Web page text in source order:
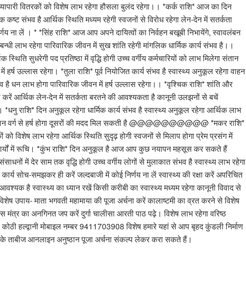
वितरकों को विशेष लाभ रहेगा हौसला बुलंद रहेगा।। *कर्क राशि* आज का दिन
कष्ट संभव है आर्थिक स्थिति मध्यम रहेगी स्वजनों से विरोध रहेगा लेन-देन में सतर्कता
ना लें । * *सिंह राशि* आज आप अपने दायित्वों का निर्वहन बखूबी निभायेंगे, स्वावलंबन
लाभ रहेगा पारिवारिक जीवन में सुख शांति रहेगी मांगलिक धार्मिक कार्य संभव है।।
सुधरेगी पद प्रतिष्ठा में वृद्धि होगी उच्च वर्गीय कर्मचारियों को लाभ मिलेगा संतान
हर्ष उल्लास रहेगा। *तुला राशि* पूर्व नियोजित कार्य संभव है स्वास्थ्य अनुकूल रहेगा वाहन
है धन लाभ होगा पारिवारिक जीवन में हर्ष उल्लास रहेगा।। *वृश्चिक राशि* शांति और
करें आर्थिक लेन-देन में सतर्कता बरतने की आवश्यकता है कानूनी उलझनों से बचें
राशि* दिन अनुकूल रहेगा धार्मिक कार्य संभव है स्वास्थ्य अनुकूल रहेगा आर्थिक लाभ
वर्ग से हर्ष होगा दूसरों की मदद मिल सकती है @@@@@@@@@@ *मकर राशि*
को विशेष लाभ रहेगा आर्थिक स्थिति सुदृढ़ होगी स्वजनों से मिलाप होगा प्रेम प्रसंग में
कार्यों में रूचि। *कुंभ राशि* दिन अनुकूल है आज आप कुछ नयापन महसूस कर सकते हैं
में देर साम तक वृद्धि होगी उच्च वर्गीय लोगों से मुलाकात संभव है स्वास्थ्य लाभ रहेगा
सोच-समझकर ही करें जल्दबाजी में कोई निर्णय ना लें स्वास्थ्य की रक्षा करें अपरिचित
है स्वास्थ्य का ध्यान रखें किसी करीबी का स्वास्थ्य मध्यम रहेगा कानूनी विवाद से
माता भगवती महामाया की पूजा अर्चना करें कालाष्टमी का व्रत करने से विशेष
मंत्र का अनगिनत जप करें दुर्गा चालीसा आरती पाठ पढ़े। विशेष लाभ रहेगा वरिष्ठ
कोठी हल्द्वानी मोबाइल नम्बर 9411703908 विशेष हमारे यहां से आप बृहद कुंडली निर्माण
के ताबीज आनलाइन अनुष्ठान पूजा अर्चना संकल्प लेकर करा सकते हैं।